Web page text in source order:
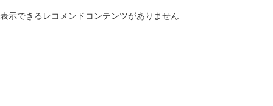
表示できるレコメンドコンテンツがありません